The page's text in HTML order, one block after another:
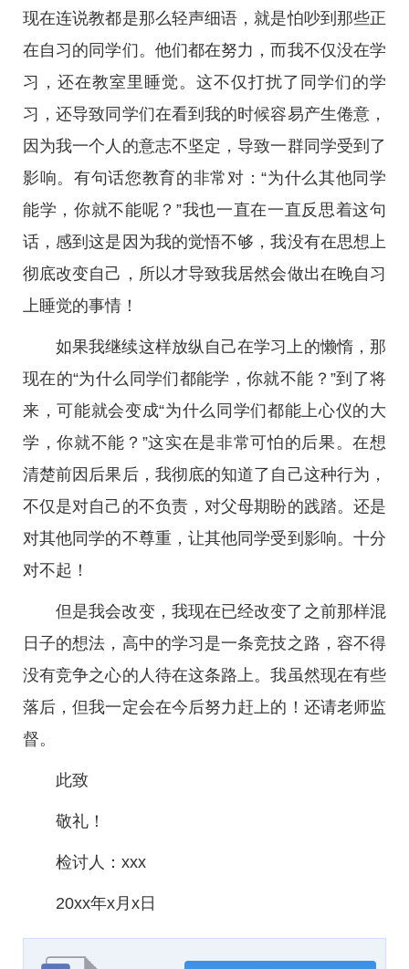
现在连说教都是那么轻声细语，就是怕吵到那些正
在自习的同学们。他们都在努力，而我不仅没在学
习，还在教室里睡觉。这不仅打扰了同学们的学
习，还导致同学们在看到我的时候容易产生倦意，
因为我一个人的意志不坚定，导致一群同学受到了
影响。有句话您教育的非常对：“为什么其他同学
能学，你就不能呢？”我也一直在一直反思着这句
话，感到这是因为我的觉悟不够，我没有在思想上
彻底改变自己，所以才导致我居然会做出在晚自习
上睡觉的事情！
如果我继续这样放纵自己在学习上的懒惰，那
现在的“为什么同学们都能学，你就不能？”到了将
来，可能就会变成“为什么同学们都能上心仪的大
学，你就不能？”这实在是非常可怕的后果。在想
清楚前因后果后，我彻底的知道了自己这种行为，
不仅是对自己的不负责，对父母期盼的践踏。还是
对其他同学的不尊重，让其他同学受到影响。十分
对不起！
但是我会改变，我现在已经改变了之前那样混
日子的想法，高中的学习是一条竞技之路，容不得
没有竞争之心的人待在这条路上。我虽然现在有些
落后，但我一定会在今后努力赶上的！还请老师监
督。
此致
敬礼！
检讨人：xxx
20xx年x月x日